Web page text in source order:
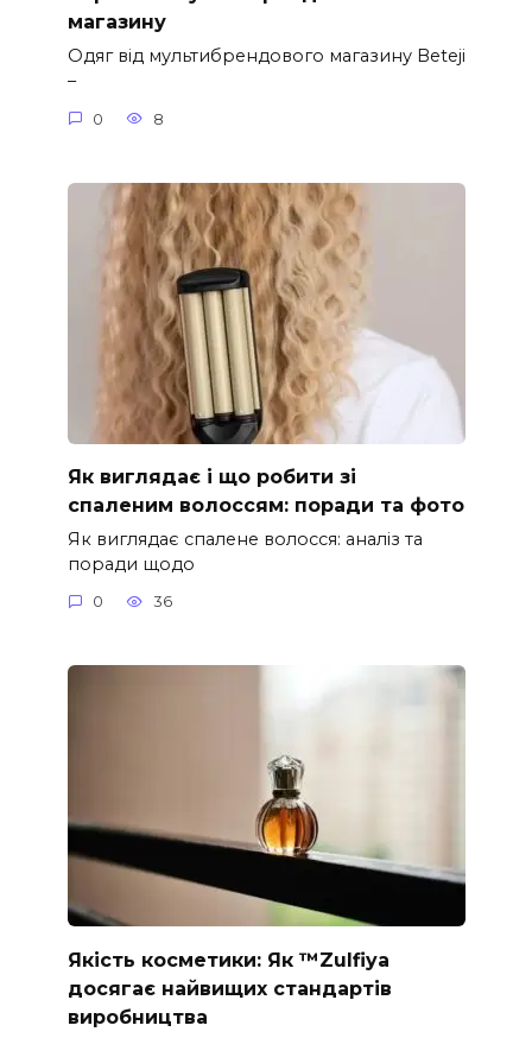
магазину
Одяг від мультибрендового магазину Beteji
–
0 8
Як виглядає і що робити зі
спаленим волоссям: поради та фото
Як виглядає спалене волосся: аналіз та
поради щодо
0 36
Якість косметики: Як ™Zulfiya
досягає найвищих стандартів
виробництва